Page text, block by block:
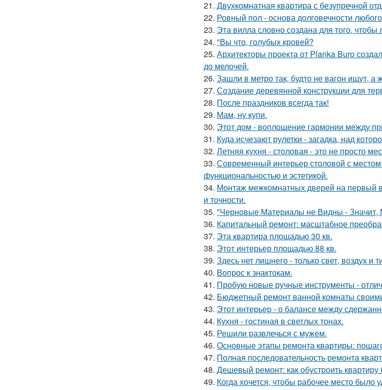
21. Двухкомнатная квартира с безупречной
22. Ровный пол - основа долговечности
23. Эта вилла словно создана для того,
24. "Вы что, голубых кровей?
25. Архитекторы проекта от Planka Buro
до мелочей.
26. Зашли в метро так, будто не вагон ищут, а
27. Создание деревянной конструкции для
28. После праздников всегда так!
29. Мам, ну купи.
30. Этот дом - воплощение гармонии между
31. Куда исчезают рулетки - загадка, над
32. Летняя кухня - столовая - это не просто
33. Современный интерьер столовой с
функциональностью и эстетикой.
34. Монтаж межкомнатных дверей на первый
и точности.
35. "Черновые Материалы не Видны -
36. Капитальный ремонт: масштабное
37. Эта квартира площадью 30 кв.
38. Этот интерьер площадью 88 кв.
39. Здесь нет лишнего - только свет, воздух и
40. Вопрос к знактокам.
41. Пробую новые ручные инструменты -
42. Бюджетный ремонт ванной комнаты
43. Этот интерьер - о балансе между
44. Кухня - гостиная в светлых тонах.
45. Решили развлечься с мужем.
46. Основные этапы ремонта квартиры:
47. Полная последовательность ремонта
48. Дешевый ремонт: как обустроить квартиру
49. Когда хочется, чтобы рабочее место